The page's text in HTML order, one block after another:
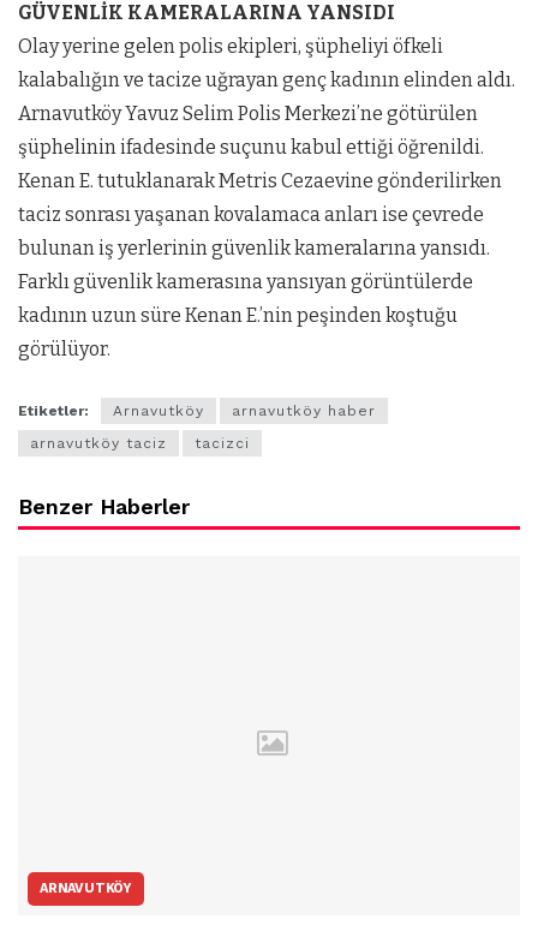
GÜVENLİK KAMERALARINA YANSIDI
Olay yerine gelen polis ekipleri, şüpheliyi öfkeli
kalabalığın ve tacize uğrayan genç kadının elinden aldı.
Arnavutköy Yavuz Selim Polis Merkezi’ne götürülen
şüphelinin ifadesinde suçunu kabul ettiği öğrenildi.
Kenan E. tutuklanarak Metris Cezaevine gönderilirken
taciz sonrası yaşanan kovalamaca anları ise çevrede
bulunan iş yerlerinin güvenlik kameralarına yansıdı.
Farklı güvenlik kamerasına yansıyan görüntülerde
kadının uzun süre Kenan E.’nin peşinden koştuğu
görülüyor.
Etiketler: Arnavutköy
arnavutköy haber
arnavutköy taciz
tacizci
Benzer Haberler
ARNAVUTKÖY